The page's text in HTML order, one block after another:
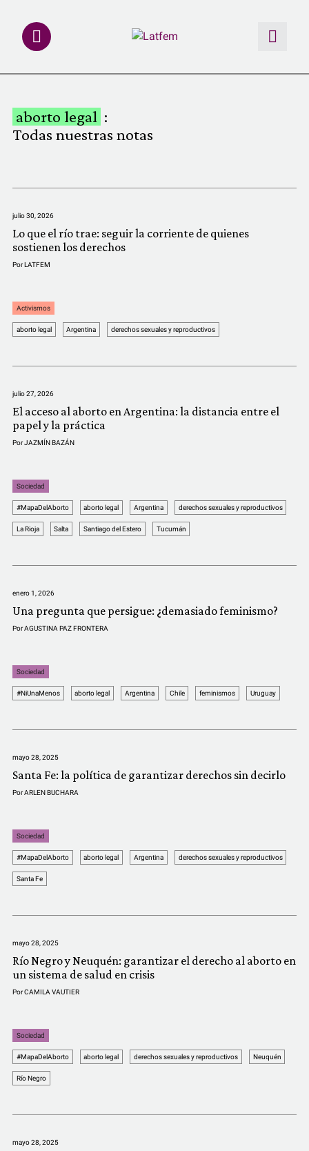
INVESTIGACIONES
LATFEMLAB.
COMUNIDAD
aborto legal :
Todas nuestras notas
julio 30, 2026
Lo que el río trae: seguir la corriente de quienes
sostienen los derechos
PorLATFEM
Activismos
aborto legal Argentina derechos sexuales y reproductivos
julio 27, 2026
El acceso al aborto en Argentina: la distancia entre el
papel y la práctica
PorJAZMÍN BAZÁN
Sociedad
#MapaDelAborto aborto legal Argentina derechos sexuales y reproductivos
La Rioja Salta Santiago del Estero Tucumán
enero 1, 2026
Una pregunta que persigue: ¿demasiado feminismo?
PorAGUSTINA PAZ FRONTERA
Sociedad
#NiUnaMenos aborto legal Argentina Chile feminismos Uruguay
mayo 28, 2025
Santa Fe: la política de garantizar derechos sin decirlo
PorARLEN BUCHARA
Sociedad
#MapaDelAborto aborto legal Argentina derechos sexuales y reproductivos
Santa Fe
mayo 28, 2025
Río Negro y Neuquén: garantizar el derecho al aborto en
un sistema de salud en crisis
PorCAMILA VAUTIER
Sociedad
#MapaDelAborto aborto legal derechos sexuales y reproductivos Neuquén
Río Negro
mayo 28, 2025